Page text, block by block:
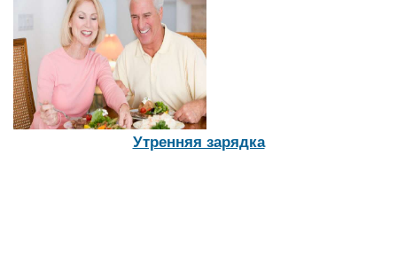
Утренняя зарядка